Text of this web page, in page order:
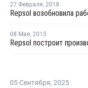
27 Февраля, 2018
Repsol возобновила
08 Мая, 2015
Repsol построит
05 Сентября, 2025